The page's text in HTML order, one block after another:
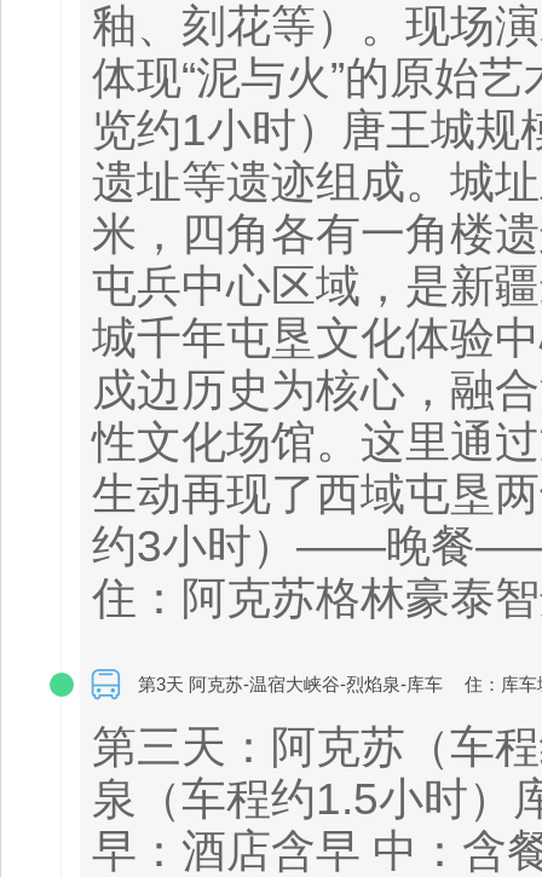
釉、刻花等）。现场
体现“泥与火”的原始
览约1小时）唐王城规
遗址等遗迹组成。城
米，四角各有一角楼
屯兵中心区域，是新
城千年屯垦文化体验
戍边历史为核心，融
性文化场馆。这里通
生动再现了西域屯垦
约3小时）——晚餐
住：阿克苏格林豪泰
第3天 阿克苏-温宿大峡谷-烈焰泉-库车 住：库车
第三天：阿克苏（车
泉（车程约1.5小时）
早：酒店含早 中：含